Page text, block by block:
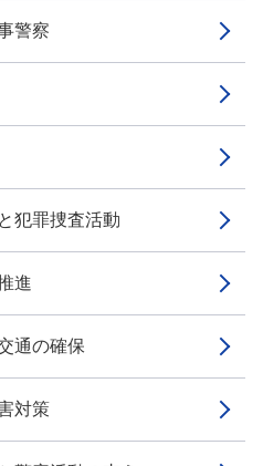
警察
犯罪捜査活動
進
通の確保
対策